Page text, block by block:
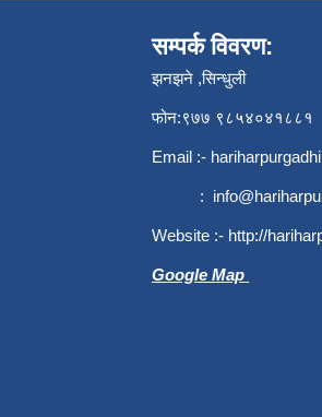
सम्पर्क विवरण:
झनझने ,सिन्धुली
फोन:९७७ ९८५४०४१८८१
Email :-
:
Website :- http://
Google Map